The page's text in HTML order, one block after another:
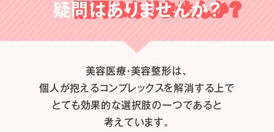
疑問はありませんか？
美容医療・美容整形は、
個人が抱えるコンプレックスを解消する上で
とても効果的な選択肢の一つであると
考えています。